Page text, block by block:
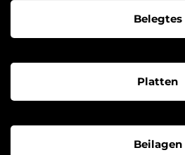
Belegtes
Platten
Beilagen